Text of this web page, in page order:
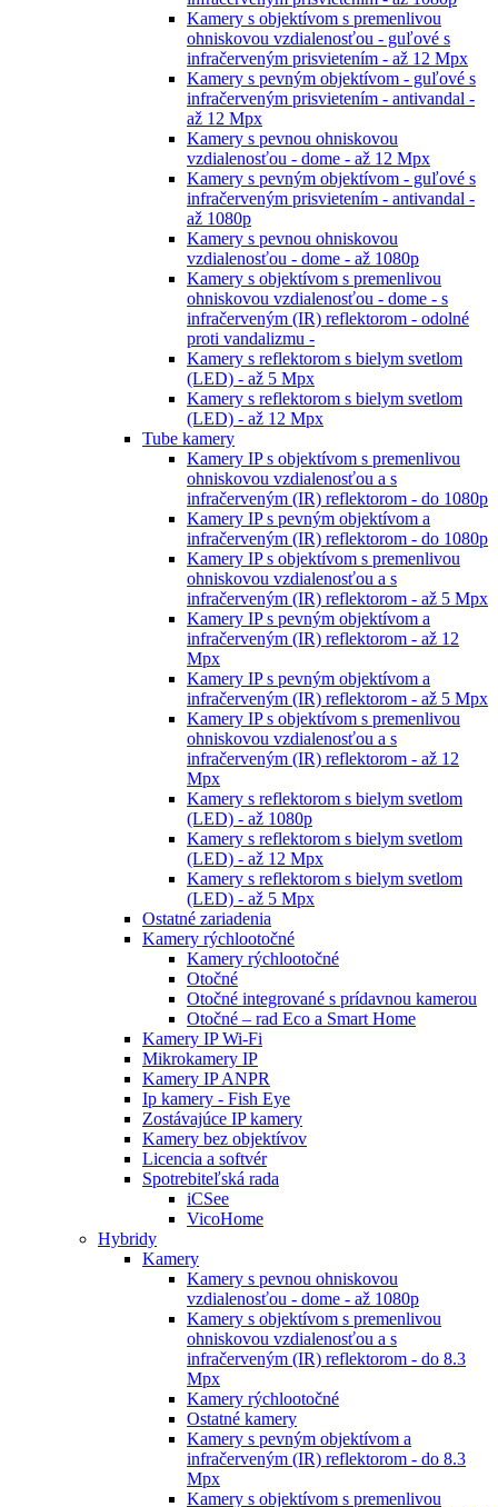
Kamery s objektívom s premenlivou
ohniskovou vzdialenosťou - guľové s
infračerveným prisvietením - až 12 Mpx
Kamery s pevným objektívom - guľové s
infračerveným prisvietením - antivandal -
až 12 Mpx
Kamery s pevnou ohniskovou
vzdialenosťou - dome - až 12 Mpx
Kamery s pevným objektívom - guľové s
infračerveným prisvietením - antivandal -
až 1080p
Kamery s pevnou ohniskovou
vzdialenosťou - dome - až 1080p
Kamery s objektívom s premenlivou
ohniskovou vzdialenosťou - dome - s
infračerveným (IR) reflektorom - odolné
proti vandalizmu -
Kamery s reflektorom s bielym svetlom
(LED) - až 5 Mpx
Kamery s reflektorom s bielym svetlom
(LED) - až 12 Mpx
Tube kamery
Kamery IP s objektívom s premenlivou
ohniskovou vzdialenosťou a s
infračerveným (IR) reflektorom - do 1080p
Kamery IP s pevným objektívom a
infračerveným (IR) reflektorom - do 1080p
Kamery IP s objektívom s premenlivou
ohniskovou vzdialenosťou a s
infračerveným (IR) reflektorom - až 5 Mpx
Kamery IP s pevným objektívom a
infračerveným (IR) reflektorom - až 12
Mpx
Kamery IP s pevným objektívom a
infračerveným (IR) reflektorom - až 5 Mpx
Kamery IP s objektívom s premenlivou
ohniskovou vzdialenosťou a s
infračerveným (IR) reflektorom - až 12
Mpx
Kamery s reflektorom s bielym svetlom
(LED) - až 1080p
Kamery s reflektorom s bielym svetlom
(LED) - až 12 Mpx
Kamery s reflektorom s bielym svetlom
(LED) - až 5 Mpx
Ostatné zariadenia
Kamery rýchlootočné
Kamery rýchlootočné
Otočné
Otočné integrované s prídavnou kamerou
Otočné – rad Eco a Smart Home
Kamery IP Wi-Fi
Mikrokamery IP
Kamery IP ANPR
Ip kamery - Fish Eye
Zostávajúce IP kamery
Kamery bez objektívov
Licencia a softvér
Spotrebiteľská rada
iCSee
VicoHome
Hybridy
Kamery
Kamery s pevnou ohniskovou
vzdialenosťou - dome - až 1080p
Kamery s objektívom s premenlivou
ohniskovou vzdialenosťou a s
infračerveným (IR) reflektorom - do 8.3
Mpx
Kamery rýchlootočné
Ostatné kamery
Kamery s pevným objektívom a
infračerveným (IR) reflektorom - do 8.3
Mpx
Kamery s objektívom s premenlivou